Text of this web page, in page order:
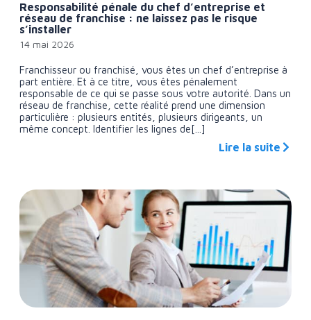
Responsabilité pénale du chef d’entreprise et
réseau de franchise : ne laissez pas le risque
s’installer
14 mai 2026
Franchisseur ou franchisé, vous êtes un chef d’entreprise à
part entière. Et à ce titre, vous êtes pénalement
responsable de ce qui se passe sous votre autorité. Dans un
réseau de franchise, cette réalité prend une dimension
particulière : plusieurs entités, plusieurs dirigeants, un
même concept. Identifier les lignes de[...]
Lire la suite